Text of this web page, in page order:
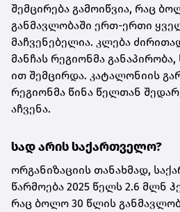
შემცირება გამოიწვია, რაც
განმავლობაში ერთ-ერთი
მაჩვენებელია. კლება
მანჩას რეგიონმა განაპირობა,
ით შემცირდა. კატალონიის
რეგიონმა წინა წელთან
აჩვენა.
სად არის საქართველო?
ორგანიზაციის თანახმად,
წარმოება 2025 წელს 2.6 მლნ
რაც ბოლო 30 წლის